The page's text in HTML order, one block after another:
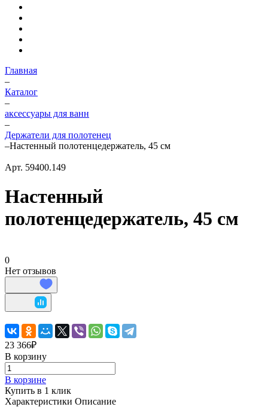
Главная
–
Каталог
–
аксессуары для ванн
–
Держатели для полотенец
–Настенный полотенцедержатель, 45 см
Арт. 59400.149
Настенный
полотенцедержатель, 45 см
0
Нет отзывов
23 366₽
В корзину
В корзине
Купить в 1 клик
Характеристики Описание